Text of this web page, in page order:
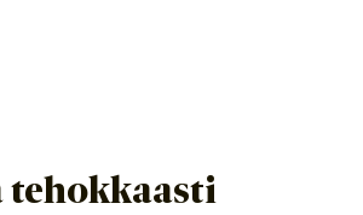
tehokkaasti